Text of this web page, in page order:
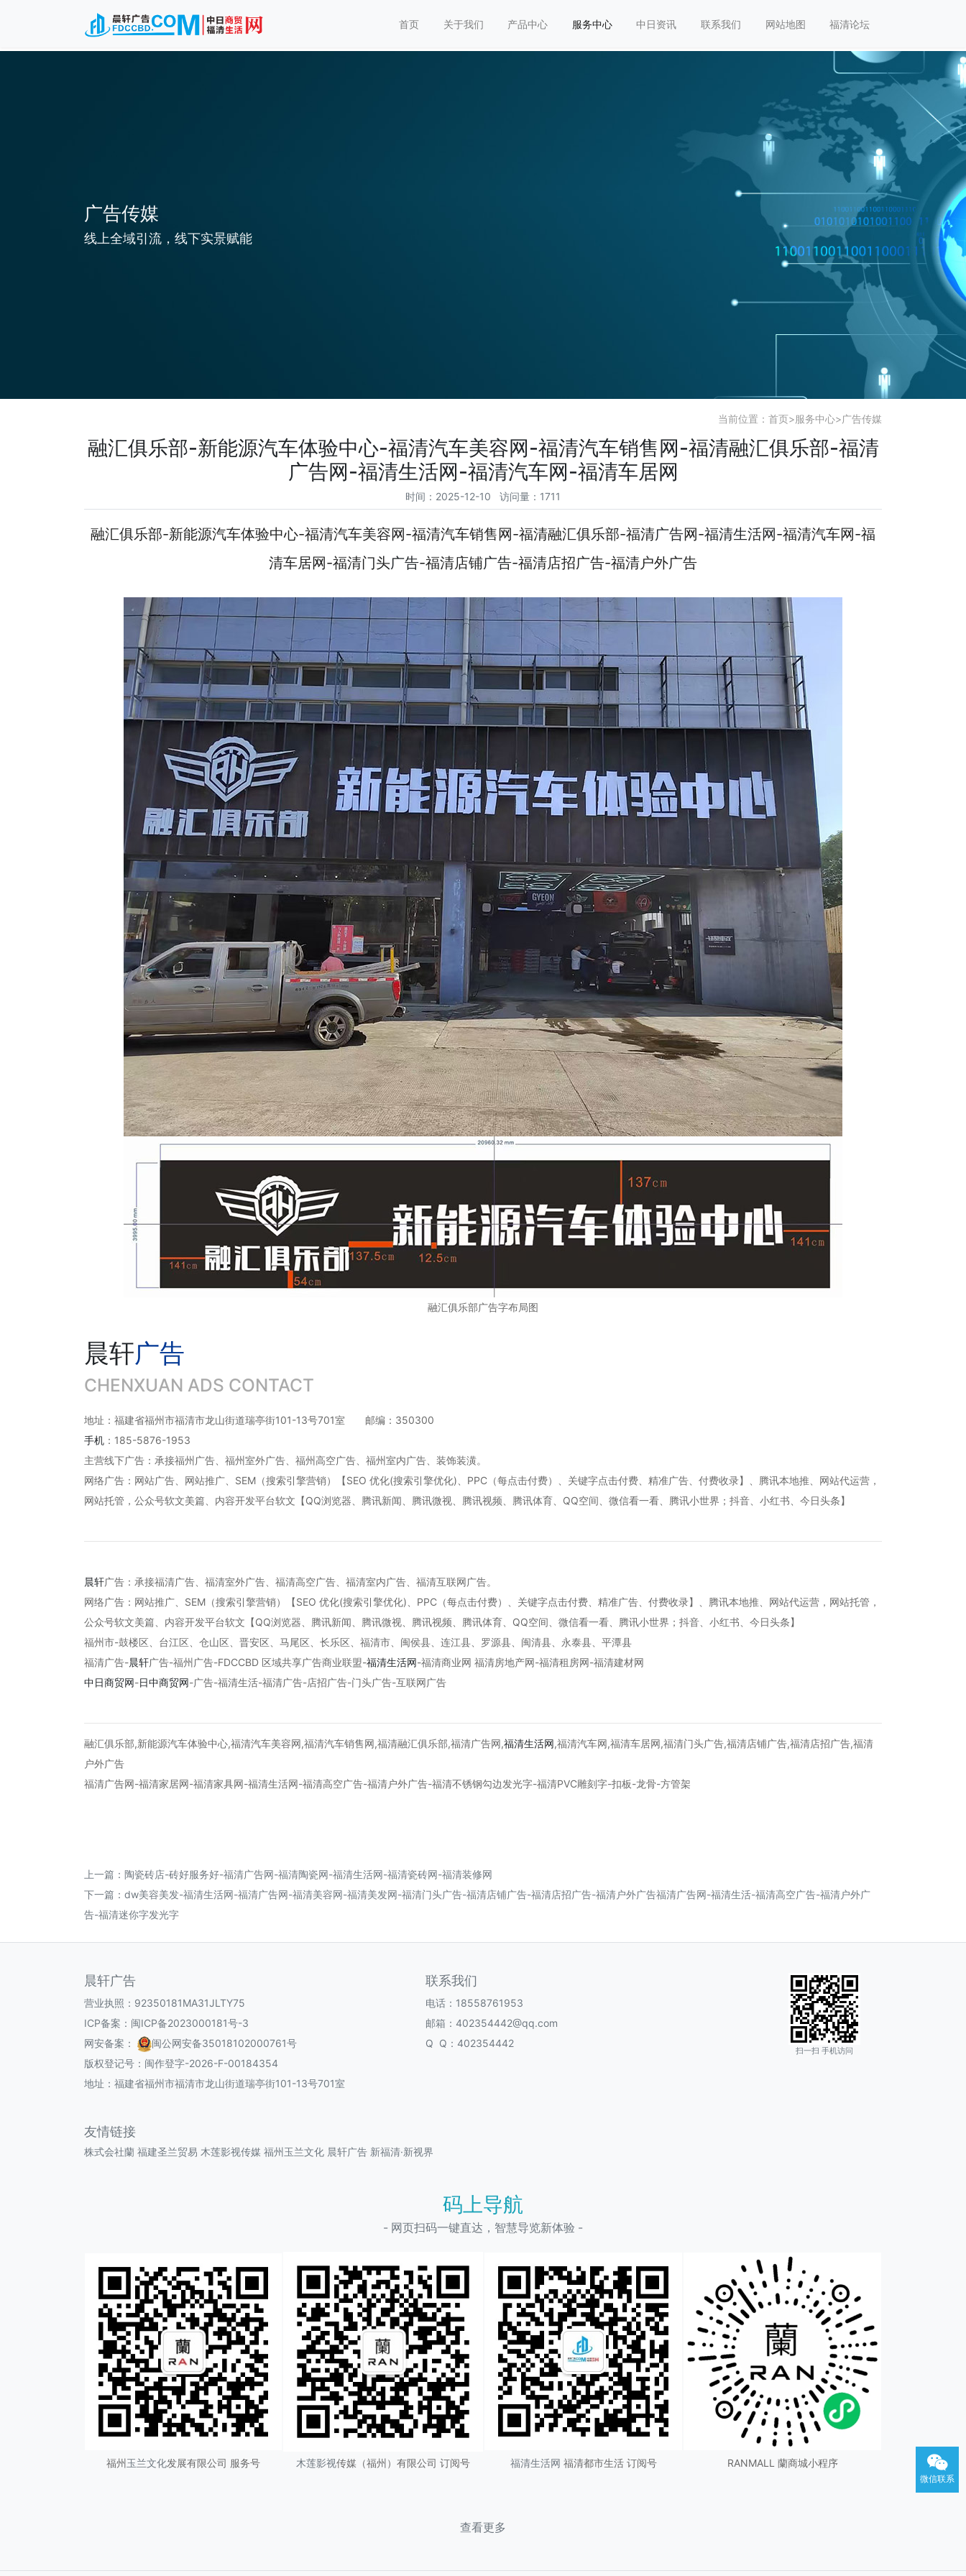
首页 关于我们 产品中心 服务中心 中日资讯 联系我们 网站地图 福清论坛
广告传媒
线上全域引流，线下实景赋能
当前位置： 首页>服务中心>广告传媒
融汇俱乐部-新能源汽车体验中心-福清汽车美容网-福清汽车销售网-福清融汇俱乐部-福清
广告网-福清生活网-福清汽车网-福清车居网
时间：2025-12-10 访问量：1711
融汇俱乐部-新能源汽车体验中心-福清汽车美容网-福清汽车销售网-福清融汇俱乐部-福清广告网-福清生活网-福清汽车网-福
清车居网-福清门头广告-福清店铺广告-福清店招广告-福清户外广告
融汇俱乐部广告字布局图
晨轩广告
CHENXUAN ADS CONTACT
地址：福建省福州市福清市龙山街道瑞亭街101-13号701室 邮编：350300
手机 ：185-5876-1953
主营线下广告：承接福州广告、福州室外广告、福州高空广告、福州室内广告、装饰装潢。
网络广告：网站广告、网站推广、SEM（搜索引擎营销）【SEO 优化(搜索引擎优化)、PPC（每点击付费）、关键字点击付费、精准广告、付费收录】、腾讯本地推、网站代运营，
网站托管，公众号软文美篇、内容开发平台软文【QQ浏览器、腾讯新闻、腾讯微视、腾讯视频、腾讯体育、QQ空间、微信看一看、腾讯小世界；抖音、小红书、今日头条】
晨轩广告：承接福清广告、福清室外广告、福清高空广告、福清室内广告、福清互联网广告。
网络广告：网站推广、SEM（搜索引擎营销）【SEO 优化(搜索引擎优化)、PPC（每点击付费）、关键字点击付费、精准广告、付费收录】、腾讯本地推、网站代运营，网站托管，
公众号软文美篇、内容开发平台软文【QQ浏览器、腾讯新闻、腾讯微视、腾讯视频、腾讯体育、QQ空间、微信看一看、腾讯小世界；抖音、小红书、今日头条】
福州市-鼓楼区、台江区、仓山区、晋安区、马尾区、长乐区、福清市、闽侯县、连江县、罗源县、闽清县、永泰县、平潭县
福清广告-晨轩广告-福州广告-FDCCBD 区域共享广告商业联盟-福清生活网-福清商业网 福清房地产网-福清租房网-福清建材网
中日商贸网-日中商贸网-广告-福清生活-福清广告-店招广告-门头广告-互联网广告
融汇俱乐部,新能源汽车体验中心,福清汽车美容网,福清汽车销售网,福清融汇俱乐部,福清广告网,福清生活网,福清汽车网,福清车居网,福清门头广告,福清店铺广告,福清店招广告,福清
户外广告
福清广告网-福清家居网-福清家具网-福清生活网-福清高空广告-福清户外广告-福清不锈钢勾边发光字-福清PVC雕刻字-扣板-龙骨-方管架
上一篇： 陶瓷砖店-砖好服务好-福清广告网-福清陶瓷网-福清生活网-福清瓷砖网-福清装修网
下一篇： dw美容美发-福清生活网-福清广告网-福清美容网-福清美发网-福清门头广告-福清店铺广告-福清店招广告-福清户外广告福清广告网-福清生活-福清高空广告-福清户外广
告-福清迷你字发光字
晨轩广告
营业执照：92350181MA31JLTY75
ICP备案： 闽ICP备2023000181号-3
网安备案：
闽公网安备35018102000761号
版权登记号： 闽作登字-2026-F-00184354
地址：福建省福州市福清市龙山街道瑞亭街101-13号701室
联系我们
电话：18558761953
邮箱：402354442@qq.com
Q Q：402354442
扫一扫 手机访问
友情链接
株式会社蘭 福建圣兰贸易 木莲影视传媒 福州玉兰文化 晨轩广告 新福清·新视界
码上导航
- 网页扫码一键直达，智慧导览新体验 -
福州玉兰文化发展有限公司 服务号 木莲影视传媒（福州）有限公司 订阅号 福清生活网 福清都市生活 订阅号 RANMALL 蘭商城小程序
查看更多
微信联系